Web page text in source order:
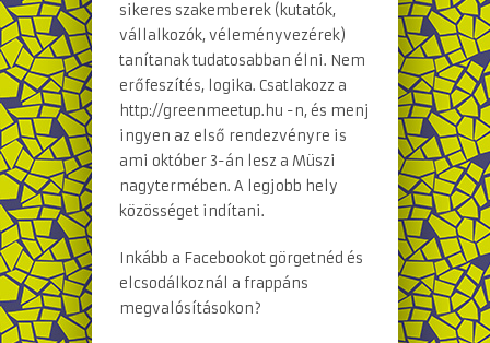
sikeres szakemberek (kutatók,
vállalkozók, véleményvezérek)
tanítanak tudatosabban élni. Nem
erőfeszítés, logika. Csatlakozz a
http://greenmeetup.hu -n, és menj
ingyen az első rendezvényre is
ami október 3-án lesz a Müszi
nagytermében. A legjobb hely
közösséget indítani.
Inkább a Facebookot görgetnéd és
elcsodálkoznál a frappáns
megvalósításokon?